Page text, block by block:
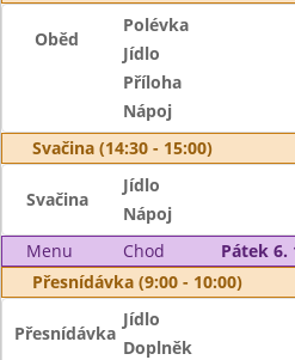
Oběd
Polévka
Jídlo
Příloha
Nápoj
Svačina (14:30 - 15:00)
Svačina
Jídlo
Nápoj
Menu
Chod
Pátek 6.
Přesnídávka (9:00 - 10:00)
Přesnídávka
Jídlo
Doplněk